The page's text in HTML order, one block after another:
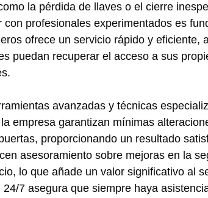
la pérdida de llaves o el cierre
con profesionales experimentados es
ofrece un servicio rápido y eficiente,
puedan recuperar el acceso a sus
avanzadas y técnicas
empresa garantizan mínimas
proporcionando un resultado
asesoramiento sobre mejoras en la
lo que añade un valor significativo al
24/7 asegura que siempre haya